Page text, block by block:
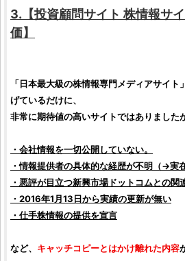
3.【投資顧問サイト 株情報サ
価】
「日本最大級の株情報専門メディアサイト
げているだけに、
非常に期待値の高いサイトではありましたが
・会社情報を一切公開していない。
・情報提供者の具体的な経歴が不明（→実
・ 悪評が目立つ新興市場ドットコムとの関
・2016年1月13日から実績の更新が無い
・ 仕手株情報の提供を宣言
など、 キャッチコピーとはかけ離れた内容